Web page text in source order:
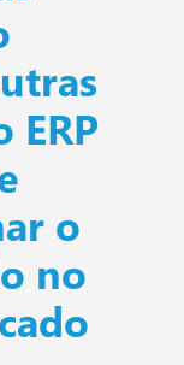
ERP
o
no